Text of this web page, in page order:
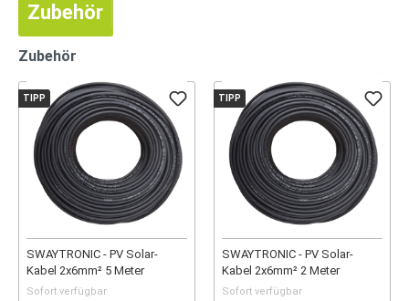
Zubehör
Zubehör
TIPP
SWAYTRONIC - PV Solar-
Kabel 2x6mm² 5 Meter
Sofort verfügbar
TIPP
SWAYTRONIC - PV Solar-
Kabel 2x6mm² 2 Meter
Sofort verfügbar